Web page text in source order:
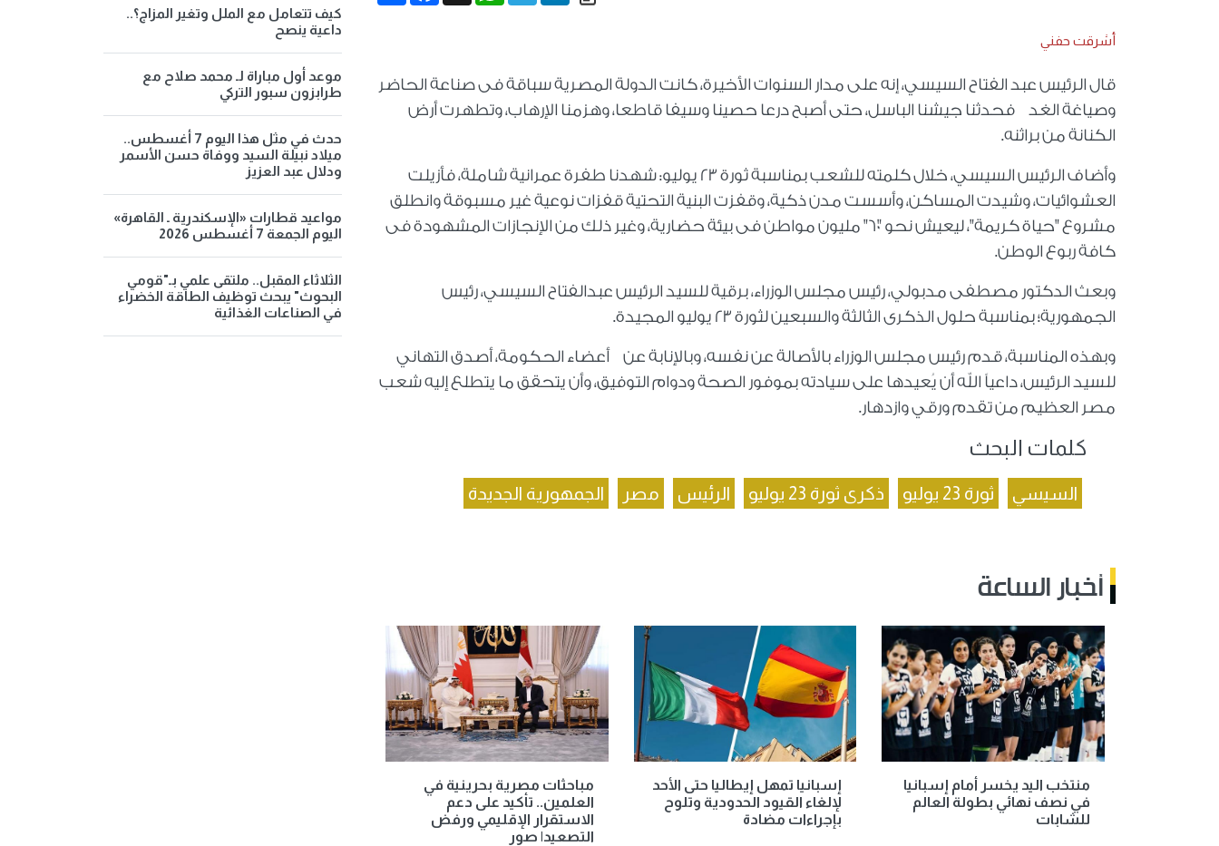
أشرقت حفني
قال الرئيس عبد الفتاح السيسي، إنه على مدار السنوات الأخيرة، كانت الدولة المصرية سباقة فى صناعة الحاضر
وصياغة الغد فحدثنا جيشنا الباسل، حتى أصبح درعا حصينا وسيفا قاطعا، وهزمنا الإرهاب، وتطهرت أرض
الكنانة من براثنه.
وأضاف الرئيس السيسي، خلال كلمته للشعب بمناسبة ثورة 23 يوليو: شهدنا طفرة عمرانية شاملة، فأزيلت
العشوائيات، وشيدت المساكن، وأسست مدن ذكية، وقفزت البنية التحتية قفزات نوعية غير مسبوقة وانطلق
مشروع "حياة كريمة"، ليعيش نحو "٦٠" مليون مواطن فى بيئة حضارية، وغير ذلك من الإنجازات المشهودة فى
كافة ربوع الوطن.
وبعث الدكتور مصطفى مدبولي، رئيس مجلس الوزراء، برقية للسيد الرئيس عبدالفتاح السيسي، رئيس
الجمهورية؛ بمناسبة حلول الذكرى الثالثة والسبعين لثورة 23 يوليو المجيدة.
وبهذه المناسبة، قدم رئيس مجلس الوزراء بالأصالة عن نفسه، وبالإنابة عن أعضاء الحكومة، أصدق التهاني
للسيد الرئيس، داعياً الله أن يُعيدها على سيادته بموفور الصحة ودوام التوفيق، وأن يتحقق ما يتطلع إليه شعب
مصر العظيم من تقدم ورقي وازدهار.
كلمات البحث
السيسي ثورة 23 يوليو ذكرى ثورة 23 يوليو الرئيس مصر الجمهورية الجديدة
أخبار الساعة
منتخب اليد يخسر أمام إسبانيا
في نصف نهائي بطولة العالم
للشابات
إسبانيا تمهل إيطاليا حتى الأحد
لإلغاء القيود الحدودية وتلوح
بإجراءات مضادة
مباحثات مصرية بحرينية في
العلمين.. تأكيد على دعم
الاستقرار الإقليمي ورفض
التصعيد| صور
كيف تتعامل مع الملل وتغير المزاج؟..
داعية ينصح
موعد أول مباراة لـ محمد صلاح مع
طرابزون سبور التركي
حدث في مثل هذا اليوم 7 أغسطس..
ميلاد نبيلة السيد ووفاة حسن الأسمر
ودلال عبد العزيز
مواعيد قطارات «الإسكندرية ـ القاهرة»
اليوم الجمعة 7 أغسطس 2026
الثلاثاء المقبل.. ملتقى علمي بـ"قومي
البحوث" يبحث توظيف الطاقة الخضراء
في الصناعات الغذائية